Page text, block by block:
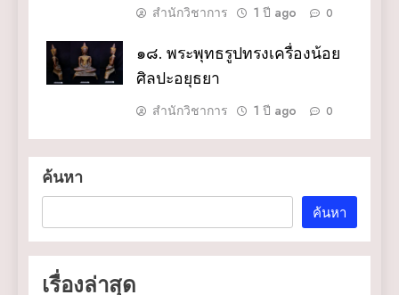
สำนักวิชาการ 1 ปี ago 0
๑๘. พระพุทธรูปทรงเครื่องน้อย
ศิลปะอยุธยา
สำนักวิชาการ 1 ปี ago 0
ค้นหา
ค้นหา
เรื่องล่าสุด